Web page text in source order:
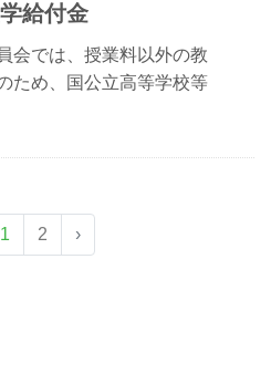
給付金
会では、授業料以外の教
ため、国公立高等学校等
1 2 ›